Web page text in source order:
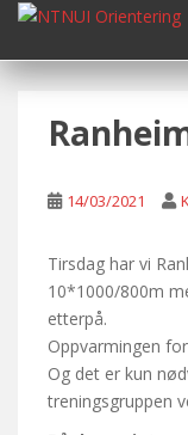
i
14/03/2021
Tirsdag har vi
10*1000/800m
etterpå.
Oppvarmingen
Og det er kun
treningsgruppen